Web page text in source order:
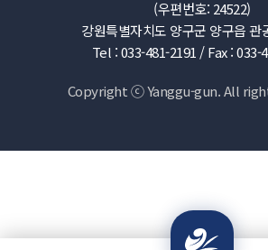
(우편번호: 24522)
강원특별자치도 양구군 양구읍 관
Tel : 033-481-2191 /Fax : 033-
Copyright ⓒ Yanggu-gun. All